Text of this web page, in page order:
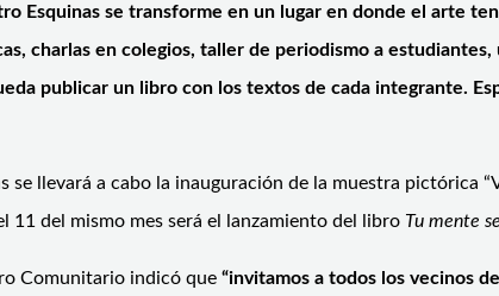
Esquinas se transforme en un lugar en donde el arte
charlas en colegios, taller de periodismo a
publicar un libro con los textos de cada integrante.
llevará a cabo la inauguración de la muestra pictórica
11 del mismo mes será el lanzamiento del libro Tu mente
Comunitario indicó que “invitamos a todos los vecinos